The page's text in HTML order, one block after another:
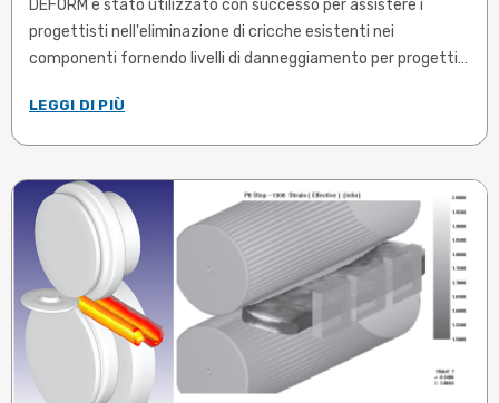
DEFORM è stato utilizzato con successo per assistere i
progettisti nell'eliminazione di cricche esistenti nei
componenti fornendo livelli di danneggiamento per progetti
generalmente riduce la probabilità di frattura ...
LEGGI DI PIÙ